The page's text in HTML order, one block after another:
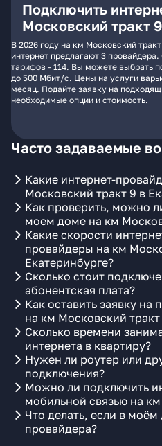
Подключить
Московский тракт
В 2026 году на км Московский
интернет предлагают 3
тарифов - 114. Вы можете выбрать
до 500 Мбит/с. Цены на услуги
месяц. Подайте заявку на
необходимые опции и стоимость.
Часто задаваемые
Какие интернет-
Московский тракт 9 в
Как проверить, можно
моем доме на км
Какие скорости
провайдеры на км
Екатеринбурге?
Сколько стоит
абонентская плата?
Как оставить заявку на
на км Московский тракт
Сколько времени
интернета в квартиру?
Нужен ли роутер или
подключения?
Можно ли подключить
мобильной связью на
Что делать, если в
провайдера?